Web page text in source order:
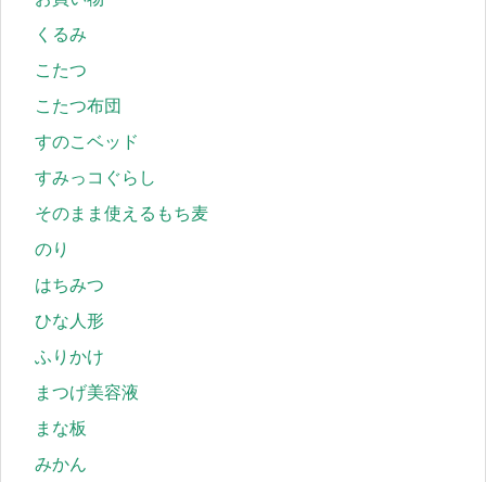
くるみ
こたつ
こたつ布団
すのこベッド
すみっコぐらし
そのまま使えるもち麦
のり
はちみつ
ひな人形
ふりかけ
まつげ美容液
まな板
みかん